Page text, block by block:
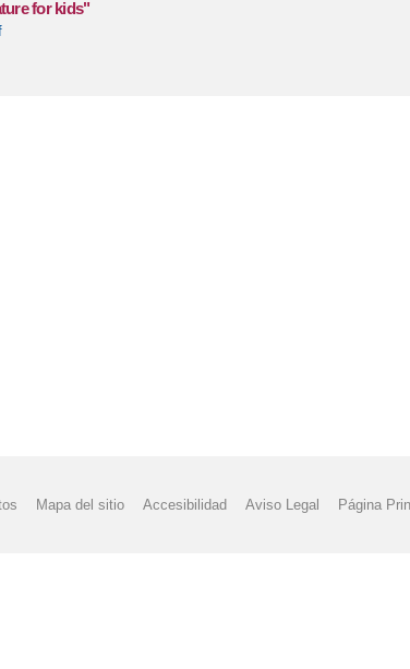
for kids"
Mapa del sitio Accesibilidad Aviso Legal Página